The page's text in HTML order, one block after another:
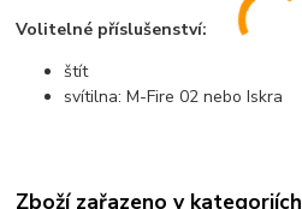
Volitelné příslušenství:
štít
svítilna: M-Fire 02 nebo Iskra
Zboží zařazeno v kategoriích